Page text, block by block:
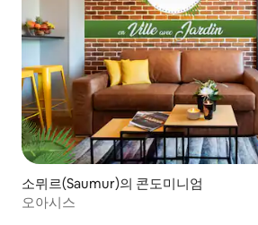
소뮈르(Saumur)의 콘도미니엄
오아시스